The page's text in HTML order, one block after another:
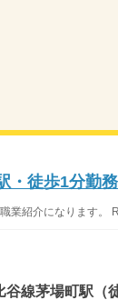
・徒歩1分勤
業紹介になります。
線茅場町駅（